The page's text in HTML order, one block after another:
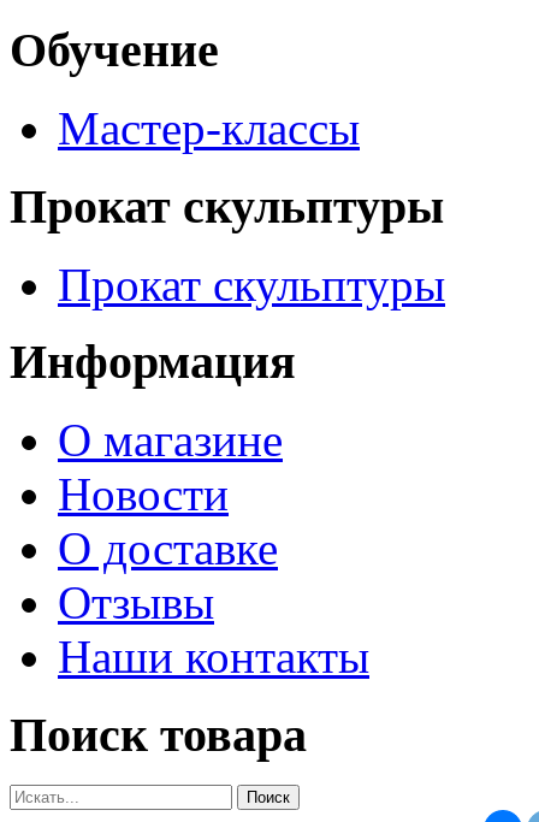
Обучение
Мастер-классы
Прокат скульптуры
Прокат скульптуры
Информация
О магазине
Новости
О доставке
Отзывы
Наши контакты
Поиск товара